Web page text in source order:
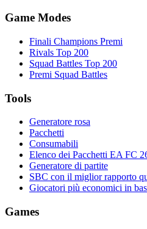
Game Modes
Finali Champions Premi
Rivals Top 200
Squad Battles Top 200
Premi Squad Battles
Tools
Generatore rosa
Pacchetti
Consumabili
Elenco dei Pacchetti EA FC
Generatore di partite
SBC con il miglior rapporto
Giocatori più economici in
Games